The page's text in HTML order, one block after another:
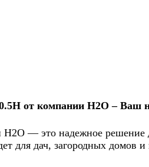
от компании Н2О – Ваш
— это надежное решение
для дач, загородных домов